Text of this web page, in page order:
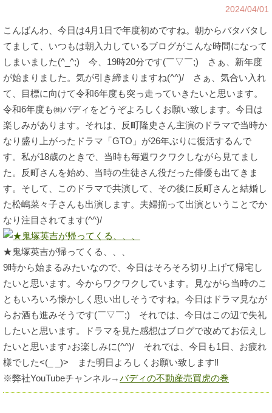
2024/04/01
こんばんわ、今日は4月1日で年度初めですね。朝からバタバタし
てまして、いつもは朝入力しているブログがこんな時間になって
しまいました(^_^;) 今、19時20分です(￣▽￣;) さぁ、新年度
が始まりました。気が引き締まりますね(^^)/ さぁ、気合い入れ
て、目標に向けて令和6年度も突っ走っていきたいと思います。
令和6年度も㈱バディをどうぞよろしくお願い致します。今日は
楽しみがあります。それは、反町隆史さん主演のドラマで当時か
なり盛り上がったドラマ「GTO」が26年ぶりに復活するんで
す。私が18歳のときで、当時も毎週ワクワクしながら見てまし
た。反町さんを始め、当時の生徒さん役だった俳優も出てきま
す。そして、このドラマで共演して、その後に反町さんと結婚し
た松嶋菜々子さんも出演します。夫婦揃って出演ということでか
なり注目されてます(^^)/
★鬼塚英吉が帰ってくる、、、
9時から始まるみたいなので、今日はそろそろ切り上げて帰宅し
たいと思います。今からワクワクしています。見ながら当時のこ
ともいろいろ懐かしく思い出しそうですね。今日はドラマ見なが
らお酒も進みそうです(￣▽￣;) それでは、今日はこの辺で失礼
したいと思います。ドラマを見た感想はブログで改めてお伝えし
たいと思います♪お楽しみに(^^)/ それでは、今日も1日、お疲れ
様でした<(_ _)> また明日よろしくお願い致します‼
※弊社YouTubeチャンネル→バディの不動産売買虎の巻